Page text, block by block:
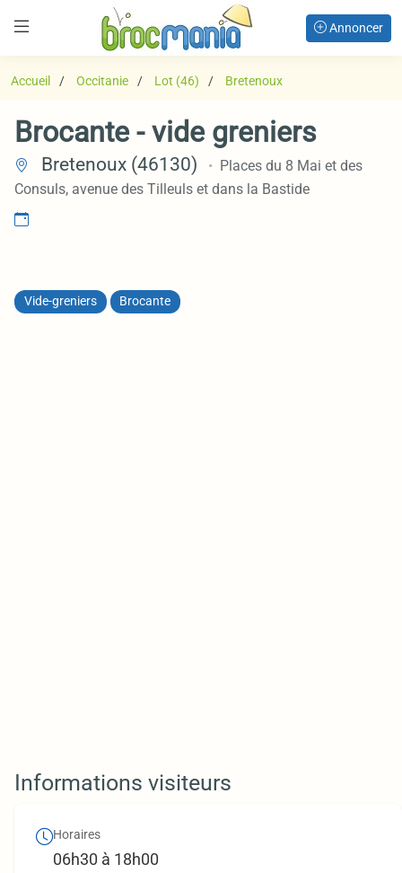
Annoncer
Accueil Occitanie Lot (46) Bretenoux
Brocante - vide greniers
Bretenoux (46130)
Places du 8 Mai et des
Consuls, avenue des Tilleuls et dans la Bastide
Vide-greniers Brocante
Informations visiteurs
Horaires
06h30 à 18h00